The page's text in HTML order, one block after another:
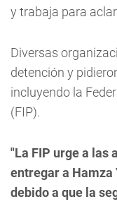
y trabaja para
Diversas
detención y
incluyendo la
(FIP).
"La FIP urge a las
entregar a Hamza
debido a que la